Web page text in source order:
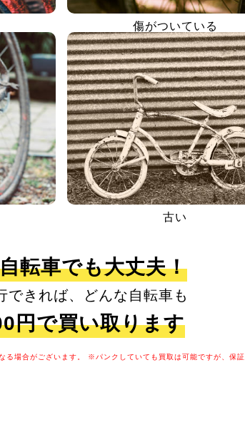
傷がついている
古い
転車でも大丈夫！
できれば、どんな自転車も
円で買い取ります
る場合がございます。 ※パンクしていても買取は可能ですが、保証